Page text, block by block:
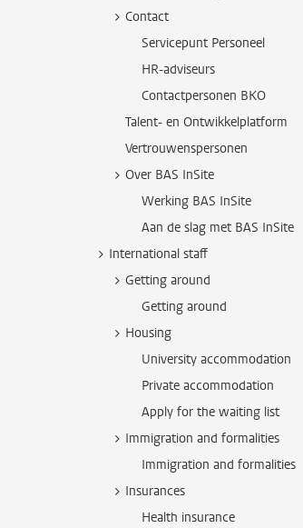
Contact
Servicepunt Personeel
HR-adviseurs
Contactpersonen BKO
Talent- en Ontwikkelplatform
Vertrouwenspersonen
Over BAS InSite
Werking BAS InSite
Aan de slag met BAS InSite
International staff
Getting around
Getting around
Housing
University accommodation
Private accommodation
Apply for the waiting list
Immigration and formalities
Immigration and formalities
Insurances
Health insurance